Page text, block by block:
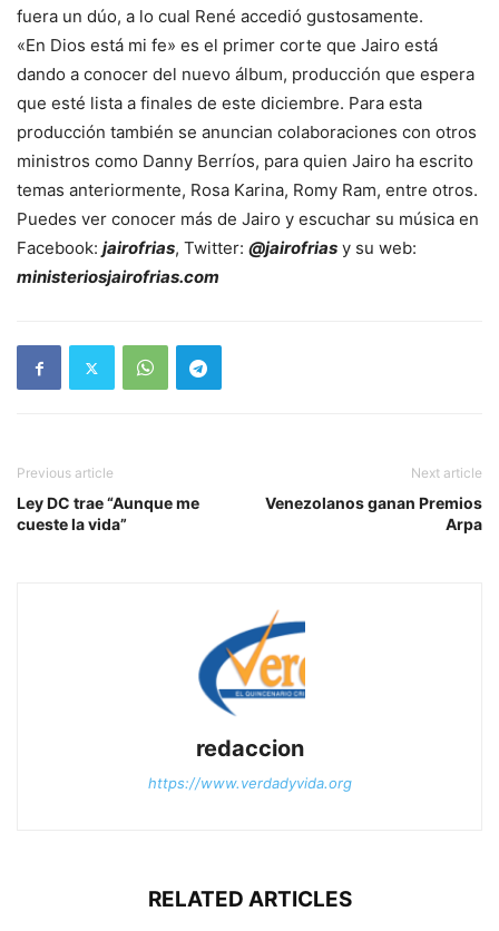
fuera un dúo, a lo cual René accedió gustosamente.
«En Dios está mi fe» es el primer corte que Jairo está
dando a conocer del nuevo álbum, producción que espera
que esté lista a finales de este diciembre. Para esta
producción también se anuncian colaboraciones con otros
ministros como Danny Berríos, para quien Jairo ha escrito
temas anteriormente, Rosa Karina, Romy Ram, entre otros.
Puedes ver conocer más de Jairo y escuchar su música en
Facebook: jairofrias, Twitter: @jairofrias y su web:
ministeriosjairofrias.com
Previous article
Ley DC trae “Aunque me
cueste la vida”
Next article
Venezolanos ganan Premios
Arpa
redaccion
https://www.verdadyvida.org
RELATED ARTICLES